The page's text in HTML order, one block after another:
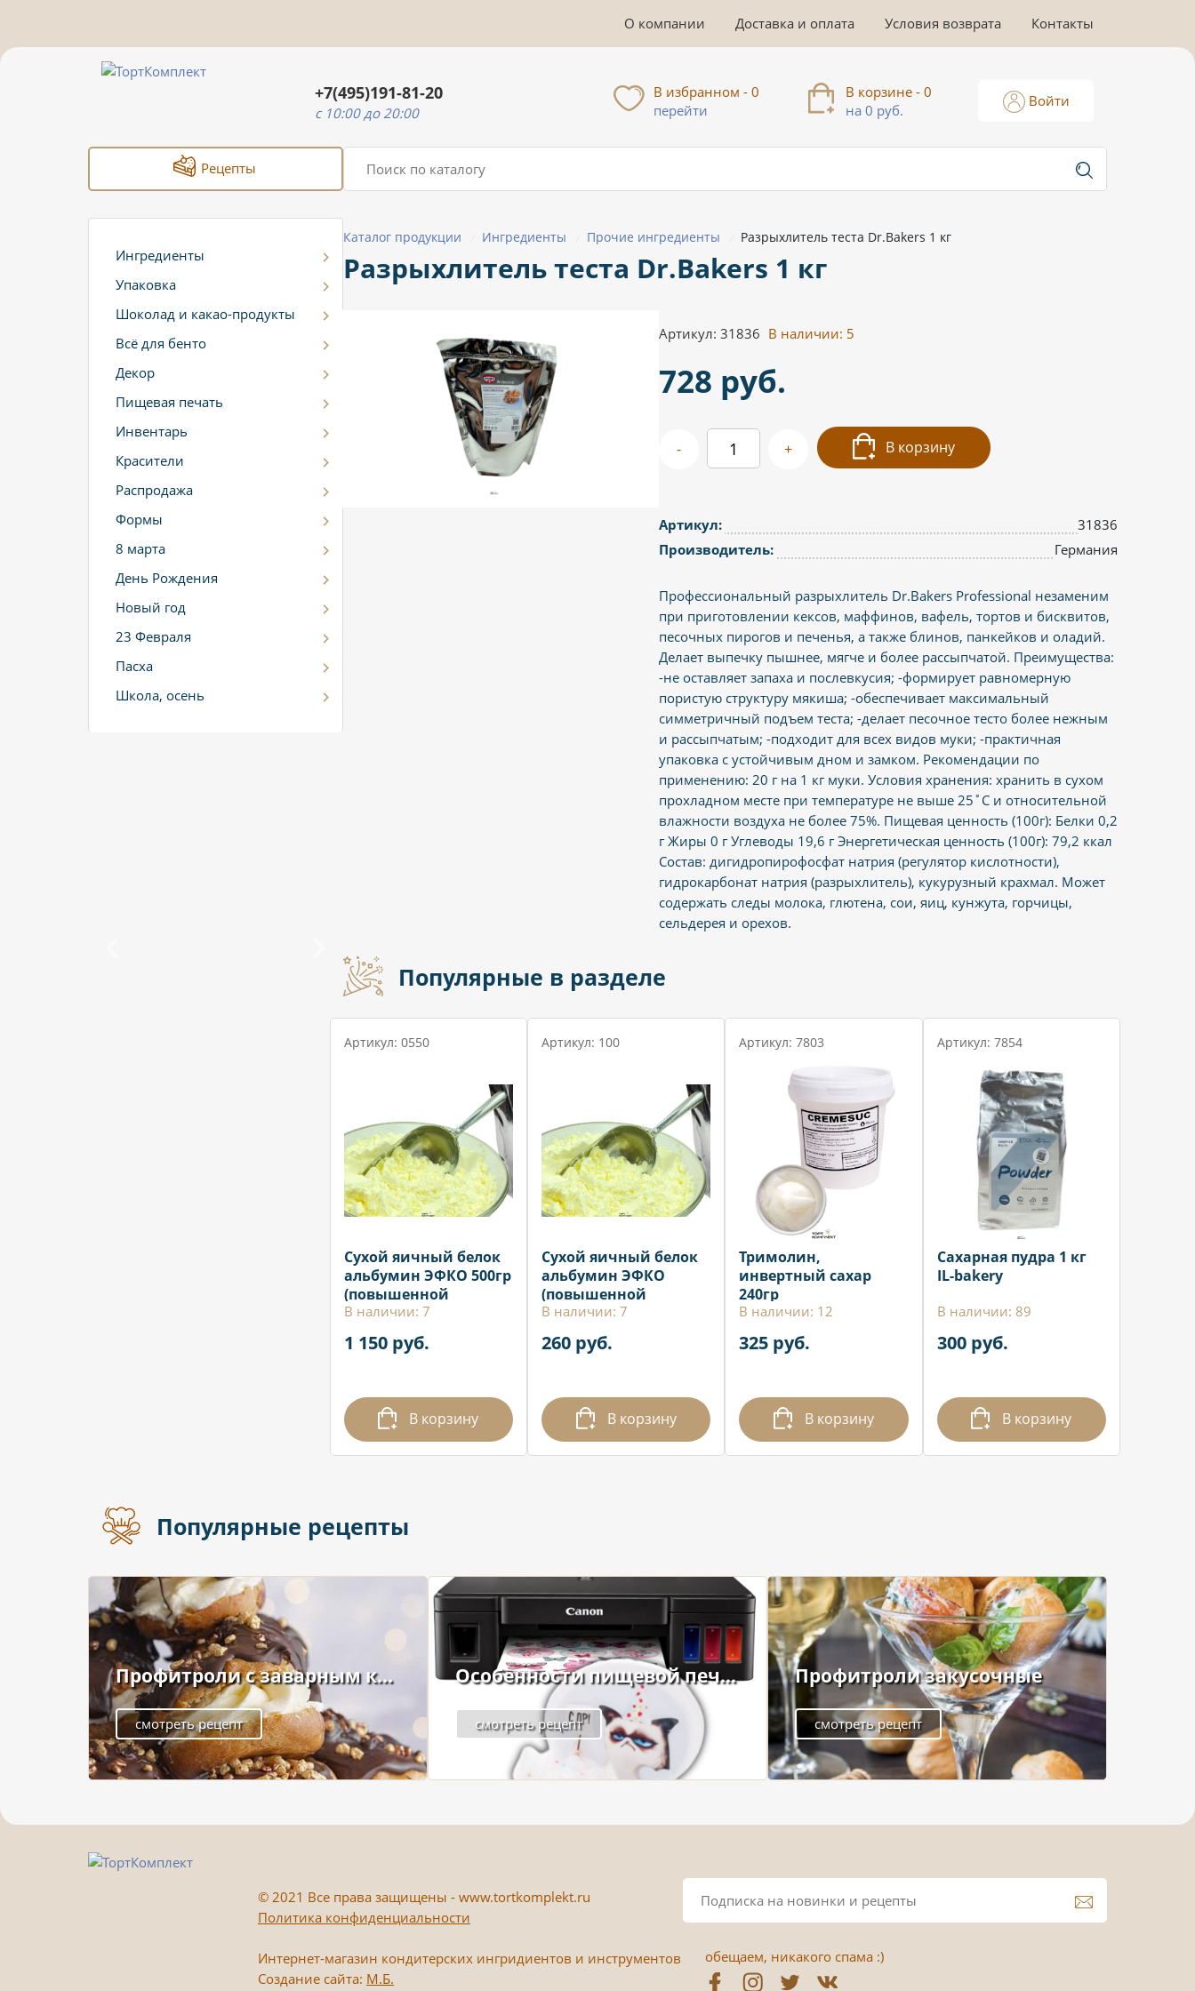
О компании Доставка и оплата Условия возврата Контакты
+7(495)191-81-20
c 10:00 до 20:00
В избранном - 0
перейти
В корзине - 0
на 0 руб.
Войти
Рецепты
Ингредиенты
Упаковка
Шоколад и какао-продукты
Всё для бенто
Декор
Пищевая печать
Инвентарь
Красители
Распродажа
Формы
8 марта
День Рождения
Новый год
23 Февраля
Пасха
Школа, осень
Каталог продукции Ингредиенты Прочие ингредиенты Разрыхлитель теста Dr.Bakers 1 кг
Разрыхлитель теста Dr.Bakers 1 кг
Артикул: 31836 В наличии: 5
728 руб.
- + В корзину
Артикул:
31836
Производитель:
Германия
Профессиональный разрыхлитель Dr.Bakers Professional незаменим
при приготовлении кексов, маффинов, вафель, тортов и бисквитов,
песочных пирогов и печенья, а также блинов, панкейков и оладий.
Делает выпечку пышнее, мягче и более рассыпчатой. Преимущества:
-не оставляет запаха и послевкусия; -формирует равномерную
пористую структуру мякиша; -обеспечивает максимальный
симметричный подъем теста; -делает песочное тесто более нежным
и рассыпчатым; -подходит для всех видов муки; -практичная
упаковка с устойчивым дном и замком. Рекомендации по
применению: 20 г на 1 кг муки. Условия хранения: хранить в сухом
прохладном месте при температуре не выше 25˚С и относительной
влажности воздуха не более 75%. Пищевая ценность (100г): Белки 0,2
г Жиры 0 г Углеводы 19,6 г Энергетическая ценность (100г): 79,2 ккал
Состав: дигидропирофосфат натрия (регулятор кислотности),
гидрокарбонат натрия (разрыхлитель), кукурузный крахмал. Может
содержать следы молока, глютена, сои, яиц, кунжута, горчицы,
сельдерея и орехов.
Популярные в разделе
Артикул: 0550
Сухой яичный белок
альбумин ЭФКО 500гр
(повышенной
взбиваемости,
обессахаренный)
В наличии: 7
1 150 руб.
В корзину
Артикул: 100
Сухой яичный белок
альбумин ЭФКО
(повышенной
взбиваемости,
обессахаренный)
100гр
В наличии: 7
260 руб.
В корзину
Артикул: 7803
Тримолин,
инвертный сахар
240гр
В наличии: 12
325 руб.
В корзину
Артикул: 7854
Сахарная пудра 1 кг
IL-bakery
В наличии: 89
300 руб.
В корзину
Популярные рецепты
Профитроли с заварным к...
смотреть рецепт
Особенности пищевой печ...
смотреть рецепт
Профитроли закусочные
смотреть рецепт
© 2021 Все права защищены - www.tortkomplekt.ru
Политика конфиденциальности
Интернет-магазин кондитерских ингридиентов и инструментов
Создание сайта: М.Б.
обещаем, никакого спама :)